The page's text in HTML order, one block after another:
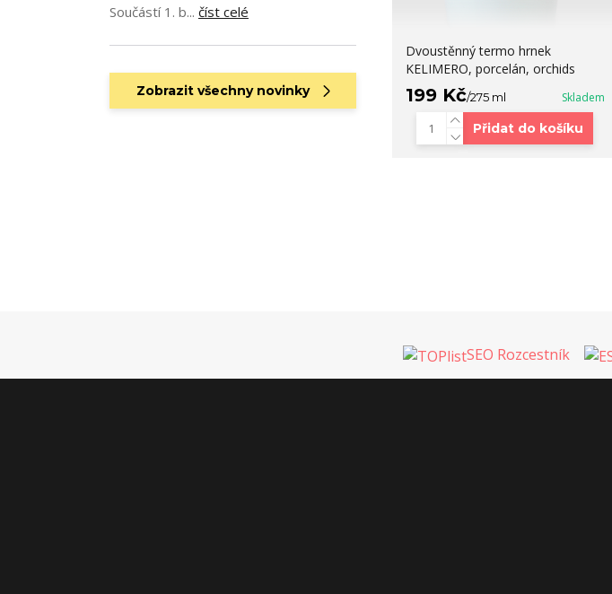
Dvoustěnný termo hrnek
KELIMERO, porcelán, orchids
199 Kč/275 ml Skladem
Přidat do košíku
Součástí 1. b... číst celé
Zobrazit všechny novinky
SEO Rozcestník